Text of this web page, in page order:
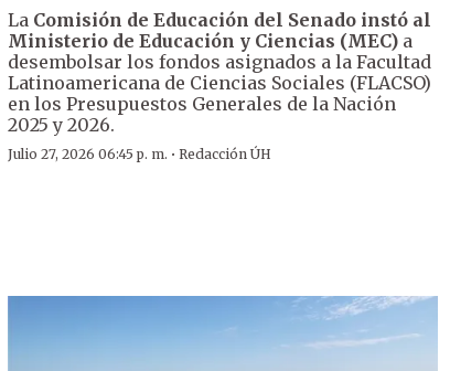
La Comisión de Educación del Senado instó al
Ministerio de Educación y Ciencias (MEC) a
desembolsar los fondos asignados a la Facultad
Latinoamericana de Ciencias Sociales (FLACSO)
en los Presupuestos Generales de la Nación
2025 y 2026.
Julio 27, 2026 06:45 p. m. ·Redacción ÚH